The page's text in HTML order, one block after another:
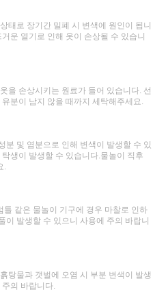
태로 장기간 밀폐 시 변색에 원인이 됩니
운 열기로 인해 옷이 손상될 수 있습니
을 손상시키는 원료가 들어 있습니다. 선
분이 남지 않을 때까지 세탁해주세요.
분 및 염분으로 인해 변색이 발생할 수 있
생이 발생할 수 있습니다.물놀이 직후
.
틀 같은 물놀이 기구에 경우 마찰로 인하
이 발생할 수 있으니 사용에 주의 바랍니
탕물과 갯벌에 오염 시 부분 변색이 발생
의 바랍니다.